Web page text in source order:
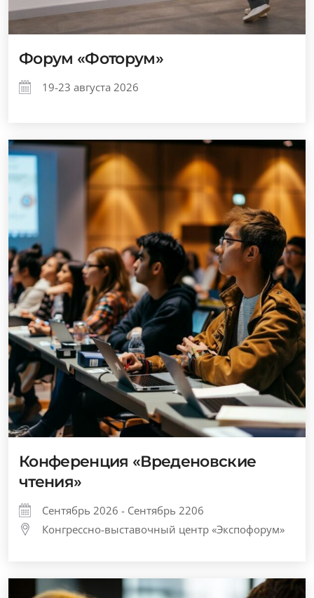
Форум «Фоторум»
19-23 августа 2026
Конференция «Вреденовские
чтения»
Сентябрь 2026 - Сентябрь 2206
Конгрессно-выставочный центр «Экспофорум»